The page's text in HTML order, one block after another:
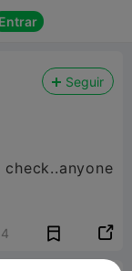
Entrar
Seguir
4 